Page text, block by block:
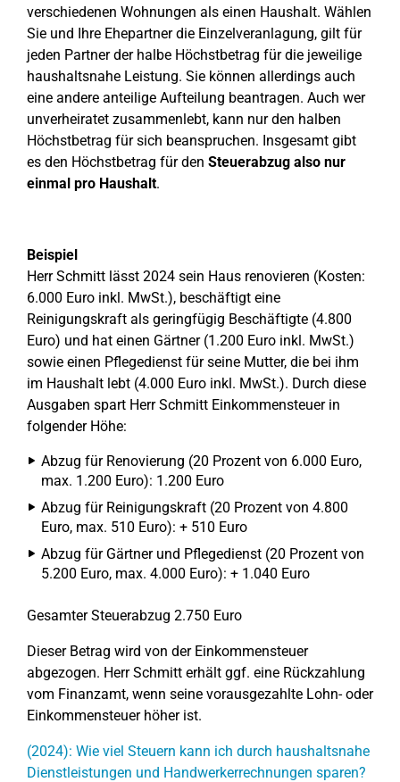
verschiedenen Wohnungen als einen Haushalt. Wählen
Sie und Ihre Ehepartner die Einzelveranlagung, gilt für
jeden Partner der halbe Höchstbetrag für die jeweilige
haushaltsnahe Leistung. Sie können allerdings auch
eine andere anteilige Aufteilung beantragen. Auch wer
unverheiratet zusammenlebt, kann nur den halben
Höchstbetrag für sich beanspruchen. Insgesamt gibt
es den Höchstbetrag für den Steuerabzug also nur
einmal pro Haushalt.
Beispiel
Herr Schmitt lässt 2024 sein Haus renovieren (Kosten:
6.000 Euro inkl. MwSt.), beschäftigt eine
Reinigungskraft als geringfügig Beschäftigte (4.800
Euro) und hat einen Gärtner (1.200 Euro inkl. MwSt.)
sowie einen Pflegedienst für seine Mutter, die bei ihm
im Haushalt lebt (4.000 Euro inkl. MwSt.). Durch diese
Ausgaben spart Herr Schmitt Einkommensteuer in
folgender Höhe:
Abzug für Renovierung (20 Prozent von 6.000 Euro,
max. 1.200 Euro): 1.200 Euro
Abzug für Reinigungskraft (20 Prozent von 4.800
Euro, max. 510 Euro): + 510 Euro
Abzug für Gärtner und Pflegedienst (20 Prozent von
5.200 Euro, max. 4.000 Euro): + 1.040 Euro
Gesamter Steuerabzug 2.750 Euro
Dieser Betrag wird von der Einkommensteuer
abgezogen. Herr Schmitt erhält ggf. eine Rückzahlung
vom Finanzamt, wenn seine vorausgezahlte Lohn- oder
Einkommensteuer höher ist.
(2024): Wie viel Steuern kann ich durch haushaltsnahe
Dienstleistungen und Handwerkerrechnungen sparen?